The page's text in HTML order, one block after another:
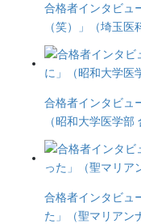
合格者インタビュ
（笑）」（埼玉医
合格者インタビュ
（昭和大学医学部
合格者インタビュ
た」（聖マリアン